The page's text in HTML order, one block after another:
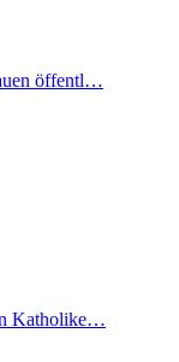
öffentl…
Katholike…